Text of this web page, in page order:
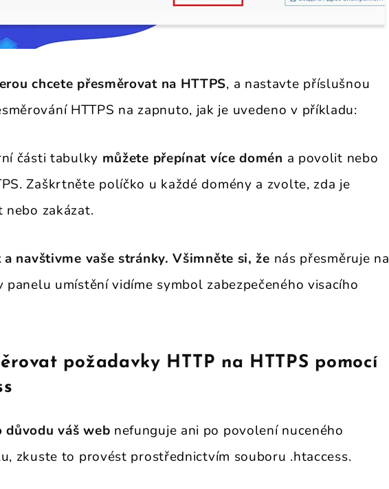
chcete přesměrovat na HTTPS, a nastavte příslušnou
HTTPS na zapnuto, jak je uvedeno v příkladu:
části tabulky můžete přepínat více domén a povolit nebo
Zaškrtněte políčko u každé domény a zvolte, zda je
zakázat.
navštivme vaše stránky. Všimněte si, že nás přesměruje na
panelu umístění vidíme symbol zabezpečeného visacího
požadavky HTTP na HTTPS pomocí
důvodu váš web nefunguje ani po povolení nuceného
zkuste to provést prostřednictvím souboru .htaccess.